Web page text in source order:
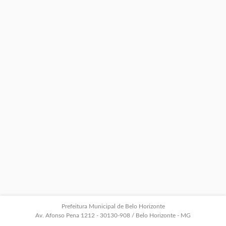
Prefeitura Municipal de Belo Horizonte
Av. Afonso Pena 1212 - 30130-908 / Belo Horizonte - MG